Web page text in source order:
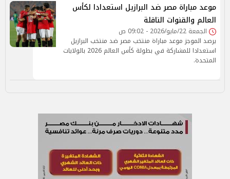
موعد مباراة مصر ضد البرازيل استعدادا لكأس
العالم والقنوات الناقلة
الجمعة 22/مايو/2026 - 09:02 ص
يرصد الموجز موعد مباراة منتخب مصر ضد منتخب البرازيل
استعدادا للمشاركة في بطولة كأس العالم 2026 بالولايات
المتحدة.